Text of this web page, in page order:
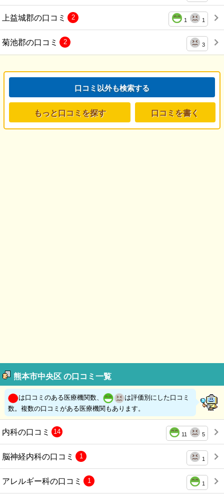
上益城郡の口コミ 1 1
2
菊池郡の口コミ 3
2
口コミ以外も検索する
もっと口コミを探す 口コミを書く
熊本市中央区 の口コミ一覧
は口コミのある医療機関数、
は評価別にした口コミ
数。複数の口コミがある医療機関もあります。
内科の口コミ 11 5
14
脳神経内科の口コミ 1
1
アレルギー科の口コミ 1
1